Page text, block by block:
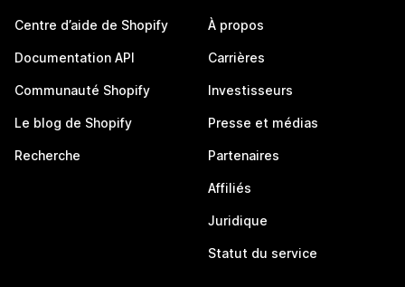
Centre d’aide de Shopify
Documentation API
Communauté Shopify
Le blog de Shopify
Recherche
À propos
Carrières
Investisseurs
Presse et médias
Partenaires
Affiliés
Juridique
Statut du service